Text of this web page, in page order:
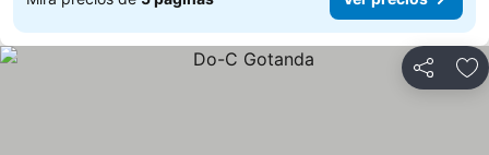
Compartir